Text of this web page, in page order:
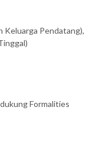
Keluarga Pendatang),
Formalities